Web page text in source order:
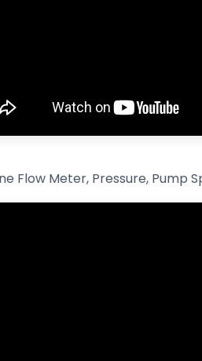
Flow Meter, Pressure, Pump